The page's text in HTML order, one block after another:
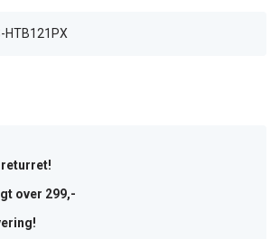
HTB121PX
over 299,-